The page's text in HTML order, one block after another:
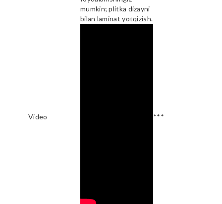
mumkin; plitka dizayni
bilan laminat yotqizish.
Video ***